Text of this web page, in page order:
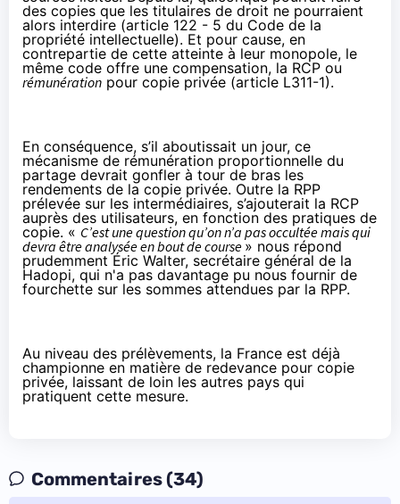
des copies que les titulaires de droit ne pourraient
alors interdire (article 122 - 5 du Code de la
propriété intellectuelle). Et pour cause, en
contrepartie de cette atteinte à leur monopole, le
même code offre une compensation, la RCP ou
rémunération pour copie privée (article L311-1).
En conséquence, s’il aboutissait un jour, ce
mécanisme de rémunération proportionnelle du
partage devrait gonfler à tour de bras les
rendements de la copie privée. Outre la RPP
prélevée sur les intermédiaires, s’ajouterait la RCP
auprès des utilisateurs, en fonction des pratiques de
copie. « C’est une question qu’on n’a pas occultée mais qui
devra être analysée en bout de course» nous répond
prudemmentÉric Walter, secrétaire général de la
Hadopi, qui n'a pas davantage pu nous fournir de
fourchette sur les sommes attendues par la RPP.
Au niveau des prélèvements, la France est déjà
championne en matière de redevance pour copie
privée, laissant de loin les autres pays qui
pratiquent cette mesure.
Commentaires (34)